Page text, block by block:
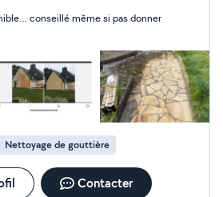
conseillé même si pas donner
Nettoyage de gouttière
Contacter